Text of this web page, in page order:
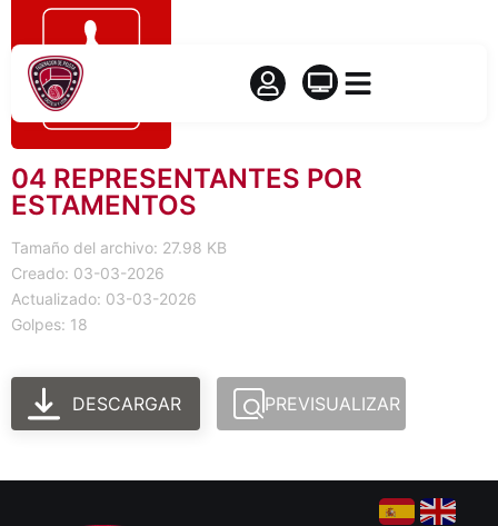
04 REPRESENTANTES POR
ESTAMENTOS
Tamaño del archivo: 27.98 KB
Creado: 03-03-2026
Actualizado: 03-03-2026
Golpes: 18
DESCARGAR PREVISUALIZAR